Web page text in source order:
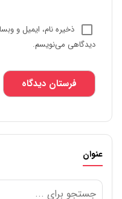
ذخیره نام، ایمیل و
دیدگاهی می‌نویسم.
عنوان